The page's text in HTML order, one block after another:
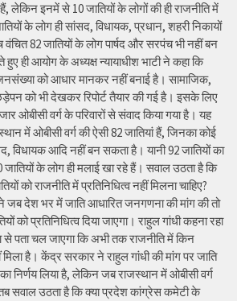
लेकिन इनमें से 10 जातियों के लोगों की ही राजनीति में
के लोग ही सांसद, विधायक, प्रधान, शहरी निकायों
82 जातियों के लोग पार्षद और सरपंच भी नहीं बन
ही आयोग के अध्यक्ष न्यायाधीश भाटी ने कहा कि
को आधार मानकर नहीं बनाई है। सामाजिक,
को भी देखकर रिपोर्ट तैयार की गई है। इसके लिए
ओबीसी वर्ग के परिवारों से संवाद किया गया है। यह
में ओबीसी वर्ग की ऐसी 82 जातियां हैं, जिनका कोई
विधायक आदि नहीं बन सकता है। यानी 92 जातियों का
जातियों के लोग ही मलाई खा रहे हैं। सवाल उठता है कि
को राजनीति में प्रतिनिधित्व नहीं मिलना चाहिए?
जब देश भर में जाति आधारित जनगणना की मांग की तो
को प्रतिनिधित्व दिया जाएगा। राहुल गांधी कहना रहा
पता चल जाएगा कि अभी तक राजनीति में किन
मिला है। केंद्र सरकार ने राहुल गांधी की मांग पर जाति
निर्णय लिया है, लेकिन जब राजस्थान में ओबीसी वर्ग
तब सवाल उठता है कि क्या प्रदेश कांग्रेस कमेटी के